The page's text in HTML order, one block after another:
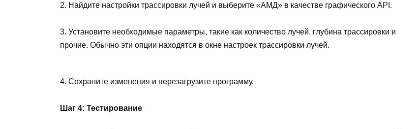
2. Найдите настройки трассировки лучей и выберите «АМД» в качестве графического API.
3. Установите необходимые параметры, такие как количество лучей, глубина трассировки и
прочие. Обычно эти опции находятся в окне настроек трассировки лучей.
4. Сохраните изменения и перезагрузите программу.
Шаг 4: Тестирование